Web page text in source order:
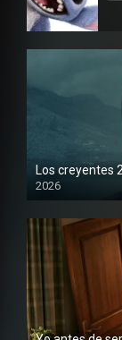
Los creyentes
2026
1080P